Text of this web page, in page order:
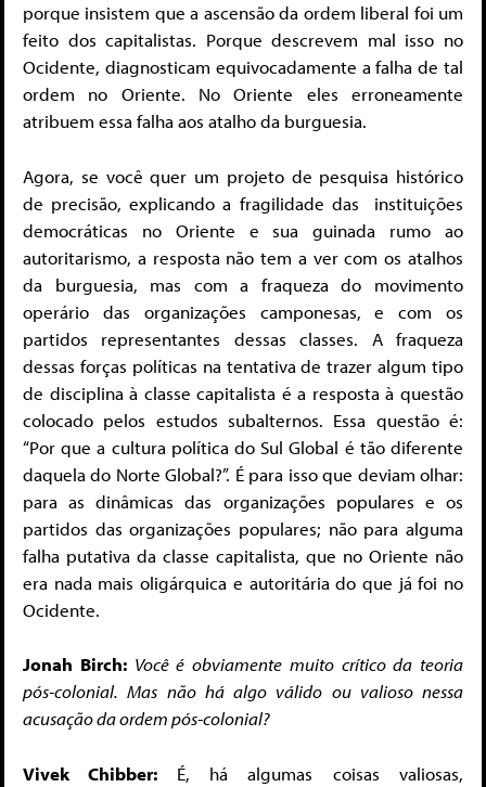
porque insistem que a ascensão da ordem liberal foi um
feito dos capitalistas. Porque descrevem mal isso no
Ocidente, diagnosticam equivocadamente a falha de tal
ordem no Oriente. No Oriente eles erroneamente
atribuem essa falha aos atalho da burguesia.
Agora, se você quer um projeto de pesquisa histórico
de precisão, explicando a fragilidade das instituições
democráticas no Oriente e sua guinada rumo ao
autoritarismo, a resposta não tem a ver com os atalhos
da burguesia, mas com a fraqueza do movimento
operário das organizações camponesas, e com os
partidos representantes dessas classes. A fraqueza
dessas forças políticas na tentativa de trazer algum tipo
de disciplina à classe capitalista é a resposta à questão
colocado pelos estudos subalternos. Essa questão é:
“Por que a cultura política do Sul Global é tão diferente
daquela do Norte Global?”. É para isso que deviam olhar:
para as dinâmicas das organizações populares e os
partidos das organizações populares; não para alguma
falha putativa da classe capitalista, que no Oriente não
era nada mais oligárquica e autoritária do que já foi no
Ocidente.
Jonah Birch: Você é obviamente muito crítico da teoria
pós-colonial. Mas não há algo válido ou valioso nessa
acusação da ordem pós-colonial?
Vivek Chibber: É, há algumas coisas valiosas,